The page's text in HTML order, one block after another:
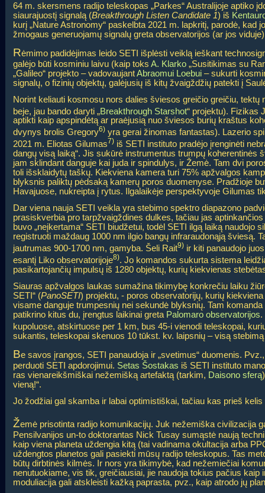
64 m. skersmens radijo teleskopas „Parkes“ Australijoje aptiko
siaurajuostį signalą (Breakthrough Listen Candidate 1) iš
kurį „Nature Astronomy“ paskelbta 2021 m. lapkritį, parodė, kad
žmogaus generuojamų signalų greta observatorijos (ar jos
Rėmimo padidėjimas leido SETI išplėsti veiklą ieškant
galėjo būti kosminiu laivu (kaip toks A. Klarko „Susitikimas su
„Galileo“ projekto – vadovaujantAbraomui Loebui – sukurti
signalų, o fizinių objektų, galėjusių iš kitų žvaigždžių patekti į
Norint keliauti kosmosu nors dalies šviesos greičio greičiu,
beje, jau bando daryti „Breakthrough Starshot“ projektu). Fizikas
aptikti kaip apspindėtą ar praėjusią nuo šviesos burių kraštus
dvynys brolis Gregory6) yra gerai žinomas fantastas). Lazerio
2021 m. Eliotas Gilumas7) iš SETI instituto pradėjo įrenginėti
dangų visą laiką“. Jis sukūrė instrumentus trumpų koherentinės
jam sklindant danguje kai juda ir spindulys, ir Žemė. Tam dvi
toli išsklaidytų taškų. Kiekviena kamera turi 75% apžvalgos
blyksnis paliktų pėdsaką kamerų poros duomenyse. Pradžioje
Havajuose, nukreipta į rytus. Ilgalaikėje perspektyvoje Gilumas
Dar viena nauja SETI veikla yra stebimo spektro diapazono
prasiskverbia pro tarpžvaigždines dulkes, tačiau jas
buvo „neįkertama“ SETI biudžetui, todėl SETI ilgą laiką
registruoti maždaug 1000 nm ilgio bangų infraraudonąją šviesą.
jautrumas 900-1700 nm, gamyba. Šeli Rait9) ir kiti panaudojo
esantį Liko observatorijoje8). Jo komandos sukurta sistema
pasikartojančių impulsų iš 1280 objektų, kurių kiekvienas
Siauras apžvalgos laukas sumažina tikimybę konkrečiu laiku
SETI“ (PanoSETI) projektu, - poros observatorijų, kurių
visame danguje trumpesnių nei sekundė blyksnių. Tam komanda
patikrino kitus du, įrengtus laikinai greta Palomaro observatorijos.
kupoluose, atskirtuose per 1 km, bus 45-i vienodi teleskopai,
sukantis, teleskopai skenuos 10 tūkst. kv. laipsnių – visą
Be savos įrangos, SETI panaudoja ir „svetimus“ duomenis.
perduoti SETI apdorojimui. Setas Šostakas iš SETI instituto
ras vienareikšmiškai nežemišką artefaktą (tarkim, Daisono sferą
vieną!“.
Jo žodžiai gal skamba ir labai optimistiškai, tačiau kas prieš
Žemė prisotinta radijo komunikacijų. Juk nežemiška civilizacija
Pensilvanijos un-to doktorantas Nick Tusay sumąstė naują
kaip viena planeta uždengia kitą (tai vadinama okultacija arba
uždengtos planetos gali pasiekti mūsų radijo teleskopus. Tas
būtų dirbtinės kilmės. Ir nors yra tikimybė, kad nežemiečiai
nenutuokiame, vis tik, greičiausiai, jie naudoja tokius pačius
moduliacija gali atskleisti kažką paprasta, pvz., kaip atrodo jų